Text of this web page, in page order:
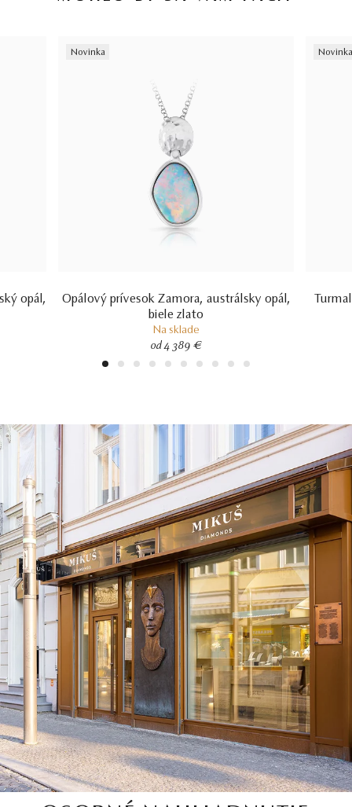
opál,
Novinka
Opálový prívesok Zamora, austrálsky opál,
biele zlato
Na sklade
od 4 389 €
Novinka
1 2 3 4 5 6 7 8 9 10